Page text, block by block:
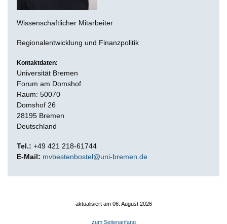
Wissenschaftlicher Mitarbeiter
Regionalentwicklung und Finanzpolitik
Kontaktdaten:
Universität Bremen
Forum am Domshof
Raum: 50070
Domshof 26
28195 Bremen
Deutschland
Tel.: +49 421 218-61744
E-Mail: mvbestenbostel@uni-bremen.de
aktualisiert am 06. August 2026
zum Seitenanfang